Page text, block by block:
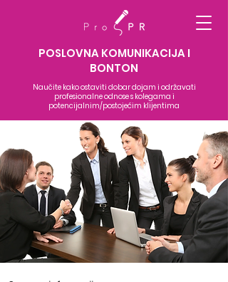
POSLOVNA KOMUNIKACIJA I
BONTON
Naučite kako ostaviti dobar dojam i održavati
profesionalne odnose s kolegama i
potencijalnim/postojećim klijentima